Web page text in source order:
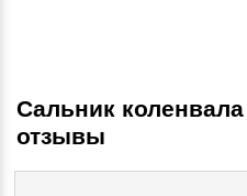
Сальник
отзывы